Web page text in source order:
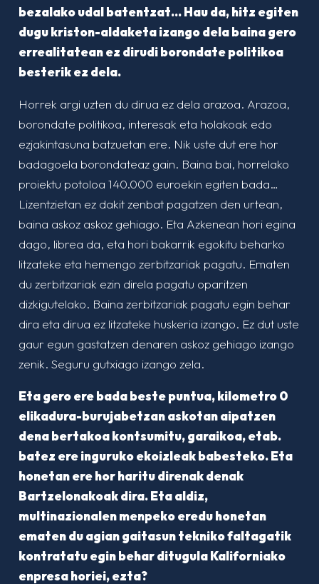
bezalako udal batentzat… Hau da, hitz egiten
dugu kriston-aldaketa izango dela baina gero
errealitatean ez dirudi borondate politikoa
besterik ez dela.
Horrek argi uzten du dirua ez dela arazoa. Arazoa,
borondate politikoa, interesak eta holakoak edo
ezjakintasuna batzuetan ere. Nik uste dut ere hor
badagoela borondateaz gain. Baina bai, horrelako
proiektu potoloa 140.000 euroekin egiten bada…
Lizentzietan ez dakit zenbat pagatzen den urtean,
baina askoz askoz gehiago. Eta Azkenean hori egina
dago, librea da, eta hori bakarrik egokitu beharko
litzateke eta hemengo zerbitzariak pagatu. Ematen
du zerbitzariak ezin direla pagatu oparitzen
dizkigutelako. Baina zerbitzariak pagatu egin behar
dira eta dirua ez litzateke huskeria izango. Ez dut uste
gaur egun gastatzen denaren askoz gehiago izango
zenik. Seguru gutxiago izango zela.
Eta gero ere bada beste puntua, kilometro 0
elikadura-burujabetzan askotan aipatzen
dena bertakoa kontsumitu, garaikoa, etab.
batez ere inguruko ekoizleak babesteko. Eta
honetan ere hor haritu direnak denak
Bartzelonakoak dira. Eta aldiz,
multinazionalen menpeko eredu honetan
ematen du agian gaitasun tekniko faltagatik
kontratatu egin behar ditugula Kaliforniako
enpresa horiei, ezta?